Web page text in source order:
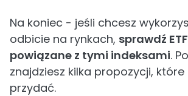
Na koniec - jeśli chcesz
odbicie na rynkach, sprawdź
powiązane z tymi indeksami.
znajdziesz kilka propozycji,
przydać.